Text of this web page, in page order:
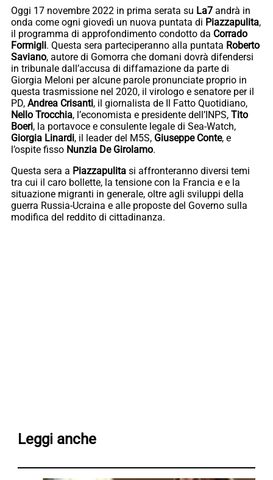
Oggi 17 novembre 2022 in prima serata su La7 andrà in
onda come ogni giovedì un nuova puntata di Piazzapulita,
il programma di approfondimento condotto da Corrado
Formigli. Questa sera parteciperanno alla puntata Roberto
Saviano, autore di Gomorra che domani dovrà difendersi
in tribunale dall’accusa di diffamazione da parte di
Giorgia Meloni per alcune parole pronunciate proprio in
questa trasmissione nel 2020, il virologo e senatore per il
PD, Andrea Crisanti, il giornalista de Il Fatto Quotidiano,
Nello Trocchia, l’economista e presidente dell’INPS, Tito
Boeri, la portavoce e consulente legale di Sea-Watch,
Giorgia Linardi, il leader del M5S, Giuseppe Conte, e
l’ospite fisso Nunzia De Girolamo.
Questa sera a Piazzapulita si affronteranno diversi temi
tra cui il caro bollette, la tensione con la Francia e e la
situazione migranti in generale, oltre agli sviluppi della
guerra Russia-Ucraina e alle proposte del Governo sulla
modifica del reddito di cittadinanza.
Leggi anche